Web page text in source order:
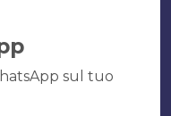
sul tuo